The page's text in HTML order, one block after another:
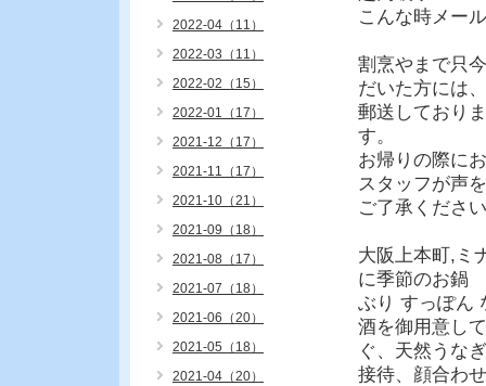
こんな時メー
割烹やまで只
だいた方には
郵送しており
す。
お帰りの際に
スタッフが声
ご了承ください
大阪上本町,ミ
に季節のお鍋
ぶり すっぽん
酒を御用意し
ぐ、天然うな
接待、顔合わ
2022-04（11）
2022-03（11）
2022-02（15）
2022-01（17）
2021-12（17）
2021-11（17）
2021-10（21）
2021-09（18）
2021-08（17）
2021-07（18）
2021-06（20）
2021-05（18）
2021-04（20）